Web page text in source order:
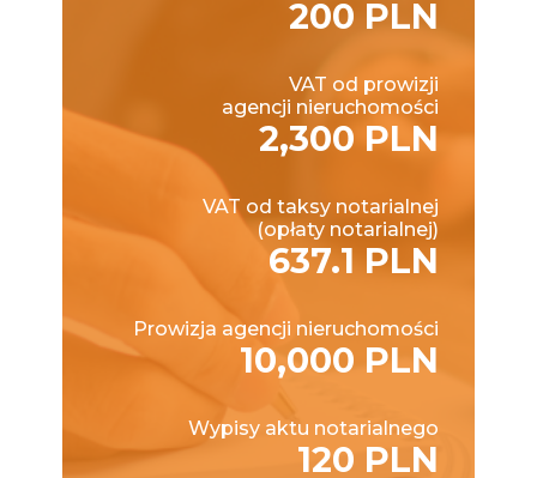
200 PLN
VAT od prowizji
agencji nieruchomości
2,300 PLN
VAT od taksy notarialnej
(opłaty notarialnej)
637.1 PLN
Prowizja agencji nieruchomości
10,000 PLN
Wypisy aktu notarialnego
120 PLN